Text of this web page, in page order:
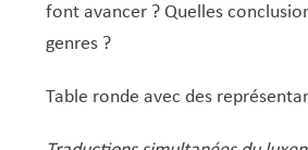
font avancer ? Quelles
genres ?
Table ronde avec des